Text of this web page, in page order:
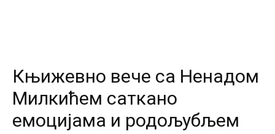
Књижевно вече са Ненадом
Милкићем саткано
емоцијама и родољубљем